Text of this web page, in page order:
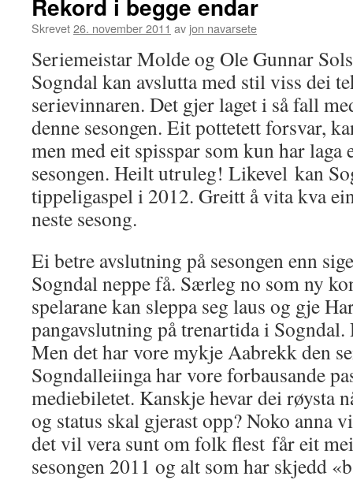
Rekord i begge endar
Skrevet26. november 2011 av jon navarsete
Seriemeistar Molde og Ole Gunnar
Sogndal kan avslutta med stil viss dei
serievinnaren. Det gjer laget i så fall
denne sesongen. Eit pottetett forsvar,
men med eit spisspar som kun har laga
sesongen. Heilt utruleg! Likevel kan
tippeligaspel i 2012. Greitt å vita kva
neste sesong.
Ei betre avslutning på sesongen enn
Sogndal neppe få. Særleg no som ny
spelarane kan sleppa seg laus og gje
pangavslutning på trenartida i
Men det har vore mykje Aabrekk den
Sogndalleiinga har vore forbausande
mediebiletet. Kanskje hevar dei røysta
og status skal gjerast opp? Noko anna
det vil vera sunt om folk flest får eit
sesongen 2011 og alt som har skjedd